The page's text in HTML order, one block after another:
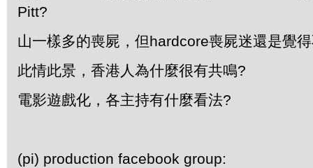
Pitt?
山一樣多的喪屍，但hardcore喪屍迷還是覺
此情此景，香港人為什麼很有共鳴?
電影遊戲化，各主持有什麼看法?
(pi) production facebook group: